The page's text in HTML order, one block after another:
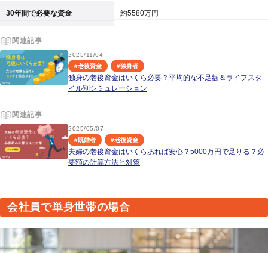
30年間で必要な資金 約5580万円
関連記事
2025/11/04
#老後資金 #独身者
独身の老後資金はいくら必要？平均的な不足額＆ライフスタ
イル別シミュレーション
関連記事
2025/05/07
#既婚者 #老後資金
夫婦の老後資金はいくらあれば安心？5000万円で足りる？必
要額の計算方法と対策
会社員で単身世帯の場合